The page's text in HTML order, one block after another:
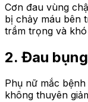
Cơn đau vùng
bị chảy máu bên
trầm trọng và
2. Đau
Phụ nữ mắc
không thuyên